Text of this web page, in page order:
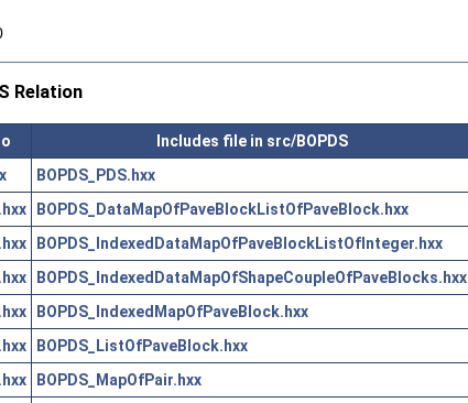
Relation
Includes file in src/BOPDS
BOPDS_PDS.hxx
BOPDS_DataMapOfPaveBlockListOfPaveBlock.hxx
BOPDS_IndexedDataMapOfPaveBlockListOfInteger.hxx
BOPDS_IndexedDataMapOfShapeCoupleOfPaveBlocks.hxx
BOPDS_IndexedMapOfPaveBlock.hxx
BOPDS_ListOfPaveBlock.hxx
BOPDS_MapOfPair.hxx